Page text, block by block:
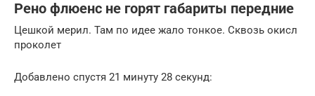
Рено флюенс не горят габариты передние
Цешкой мерил. Там по идее жало тонкое. Сквозь окисл
проколет
Добавлено спустя 21 минуту 28 секунд: